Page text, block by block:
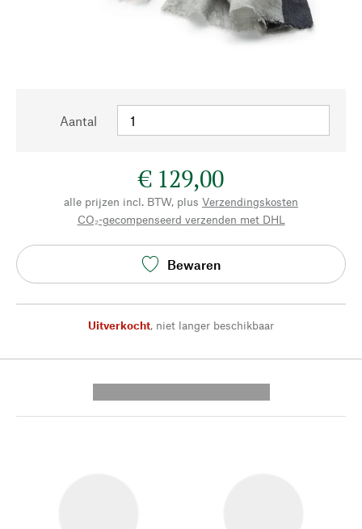
Aantal
€ 129,00
alle prijzen incl. BTW, plus Verzendingskosten
CO₂-gecompenseerd verzenden met DHL
Bewaren
Uitverkocht, niet langer beschikbaar